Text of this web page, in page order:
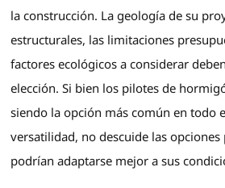
la construcción. La geología de su
estructurales, las limitaciones
factores ecológicos a considerar
elección. Si bien los pilotes de
siendo la opción más común en todo
versatilidad, no descuide las opciones
podrían adaptarse mejor a sus